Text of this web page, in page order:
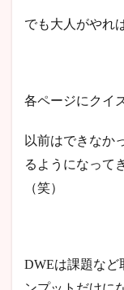
でも大人がやれ
各ページにクイ
以前はできなか
るようになって
（笑）
DWEは課題など